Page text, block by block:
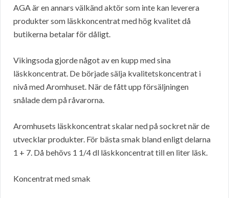
AGA är en annars välkänd aktör som inte kan leverera
produkter som läskkoncentrat med hög kvalitet då
butikerna betalar för dåligt.
Vikingsoda gjorde något av en kupp med sina
läskkoncentrat. De började sälja kvalitetskoncentrat i
nivå med Aromhuset. När de fått upp försäljningen
snålade dem på råvarorna.
Aromhusets läskkoncentrat skalar ned på sockret när de
utvecklar produkter. För bästa smak bland enligt delarna
1 + 7. Då behövs 1 1/4 dl läskkoncentrat till en liter läsk.
Koncentrat med smak